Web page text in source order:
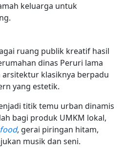
keluarga untuk
ruang publik kreatif hasil
dinas Peruri lama
klasiknya berpadu
yang estetik.
titik temu urban dinamis
bagi produk UMKM lokal,
, gerai piringan hitam,
musik dan seni.